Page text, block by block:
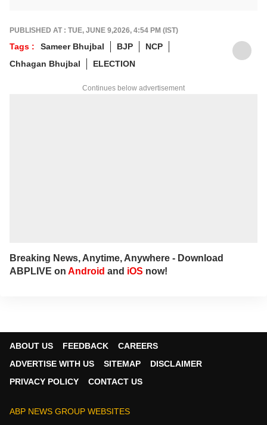
PUBLISHED AT : TUE, JUNE 9,2026, 4:54 PM (IST)
Tags : Sameer Bhujbal BJP
NCP
Chhagan Bhujbal
ELECTION
Continues below advertisement
Breaking News, Anytime, Anywhere - Download
ABPLIVE on Android and iOS now!
ABOUT US FEEDBACK
CAREERS
ADVERTISE WITH US
SITEMAP
DISCLAIMER
PRIVACY POLICY
CONTACT US
ABP NEWS GROUP WEBSITES